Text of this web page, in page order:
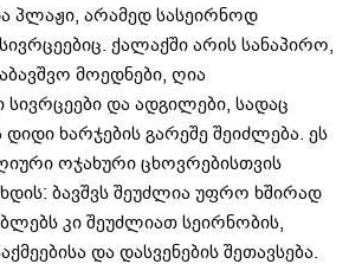
პლაჟი, არამედ სასეირნოდ
ქალაქში არის სანაპირო,
მოედნები, ღია
და ადგილები, სადაც
ხარჯების გარეშე შეიძლება. ეს
ოჯახური ცხოვრებისთვის
ბავშვს შეუძლია უფრო ხშირად
კი შეუძლიათ სეირნობის,
და დასვენების შეთავსება.